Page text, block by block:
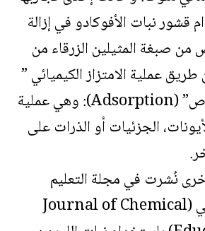
قشور نبات الأفوكادو في إزالة
من صبغة المثيلين الزرقاء من
طريق عملية الامتزاز الكيميائي ”
الادمصاص” (Adsorption): وهي عملية
الجزئيات أو الذرات على
نُشرت في مجلة التعليم
الكيميائي (Journal of Chemical